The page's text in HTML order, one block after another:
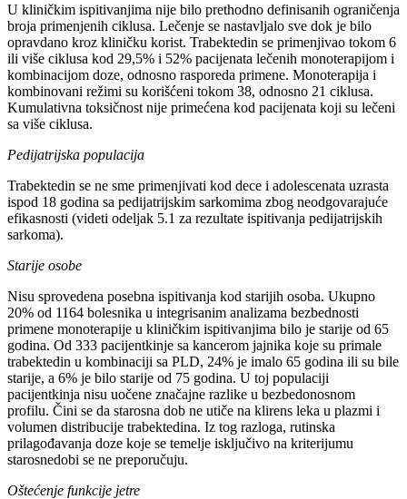
U kliničkim ispitivanjima nije bilo prethodno definisanih ograničenja
broja primenjenih ciklusa. Lečenje se nastavljalo sve dok je bilo
opravdano kroz kliničku korist. Trabektedin se primenjivao tokom 6
ili više ciklusa kod 29,5% i 52% pacijenata lečenih monoterapijom i
kombinacijom doze, odnosno rasporeda primene. Monoterapija i
kombinovani režimi su korišćeni tokom 38, odnosno 21 ciklusa.
Kumulativna toksičnost nije primećena kod pacijenata koji su lečeni
sa više ciklusa.
Pedijatrijska populacija
Trabektedin se ne sme primenjivati kod dece i adolescenata uzrasta
ispod 18 godina sa pedijatrijskim sarkomima zbog neodgovarajuće
efikasnosti (videti odeljak 5.1 za rezultate ispitivanja pedijatrijskih
sarkoma).
Starije osobe
Nisu sprovedena posebna ispitivanja kod starijih osoba. Ukupno
20% od 1164 bolesnika u integrisanim analizama bezbednosti
primene monoterapije u kliničkim ispitivanjima bilo je starije od 65
godina. Od 333 pacijentkinje sa kancerom jajnika koje su primale
trabektedin u kombinaciji sa PLD, 24% je imalo 65 godina ili su bile
starije, a 6% je bilo starije od 75 godina. U toj populaciji
pacijentkinja nisu uočene značajne razlike u bezbedonosnom
profilu. Čini se da starosna dob ne utiče na klirens leka u plazmi i
volumen distribucije trabektedina. Iz tog razloga, rutinska
prilagođavanja doze koje se temelje isključivo na kriterijumu
starosnedobi se ne preporučuju.
Oštećenje funkcije jetre